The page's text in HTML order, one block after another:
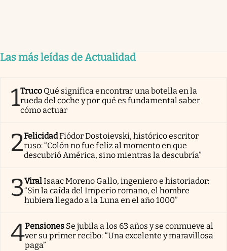
Las más leídas de Actualidad
1Truco Qué significa encontrar una botella en la
rueda del coche y por qué es fundamental saber
cómo actuar
2FelicidadFiódor Dostoievski, histórico escritor
ruso: “Colón no fue feliz al momento en que
descubrió América, sino mientras la descubría”
3ViralIsaac Moreno Gallo, ingeniero e historiador:
“Sin la caída del Imperio romano, el hombre
hubiera llegado a la Luna en el año 1000”
4Pensiones Se jubila a los 63 años y se conmueve al
ver su primer recibo: “Una excelente y maravillosa
paga”